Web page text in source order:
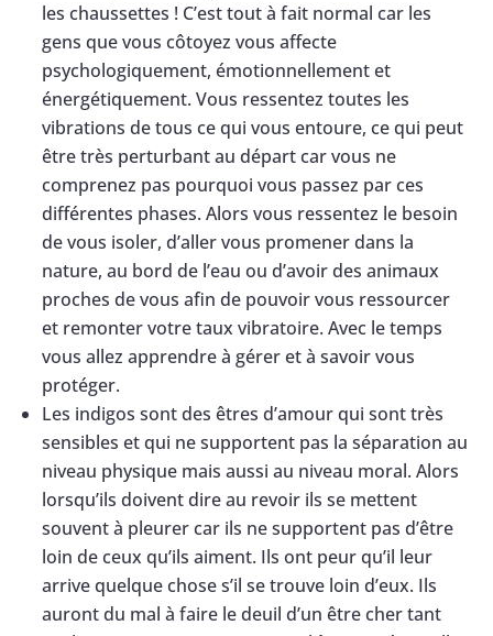
les chaussettes ! C’est tout à fait normal car les
gens que vous côtoyez vous affecte
psychologiquement, émotionnellement et
énergétiquement. Vous ressentez toutes les
vibrations de tous ce qui vous entoure, ce qui peut
être très perturbant au départ car vous ne
comprenez pas pourquoi vous passez par ces
différentes phases. Alors vous ressentez le besoin
de vous isoler, d’aller vous promener dans la
nature, au bord de l’eau ou d’avoir des animaux
proches de vous afin de pouvoir vous ressourcer
et remonter votre taux vibratoire. Avec le temps
vous allez apprendre à gérer et à savoir vous
protéger.
Les indigos sont des êtres d’amour qui sont très
sensibles et qui ne supportent pas la séparation au
niveau physique mais aussi au niveau moral. Alors
lorsqu’ils doivent dire au revoir ils se mettent
souvent à pleurer car ils ne supportent pas d’être
loin de ceux qu’ils aiment. Ils ont peur qu’il leur
arrive quelque chose s’il se trouve loin d’eux. Ils
auront du mal à faire le deuil d’un être cher tant